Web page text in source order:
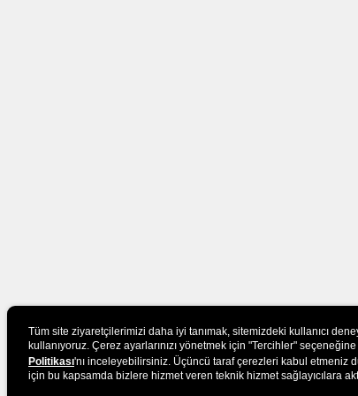
Tüm site ziyaretçilerimizi daha iyi tanımak, sitemizdeki kullanıcı
kullanıyoruz. Çerez ayarlarınızı yönetmek için "Tercihler"
Politikası'nı inceleyebilirsiniz. Üçüncü taraf çerezleri kabul
için bu kapsamda bizlere hizmet veren teknik hizmet sağlayıcılara